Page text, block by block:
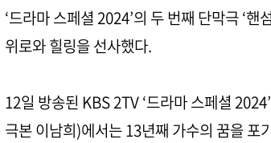
‘드라마 스페셜 2024’의 두 번째 단막극 ‘
위로와 힐링을 선사했다.
12일 방송된 KBS 2TV ‘드라마 스페셜
극본 이남희)에서는 13년째 가수의 꿈을 포